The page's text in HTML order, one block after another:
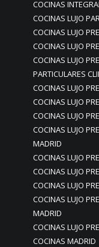
COCINAS
COCINAS LUJO
COCINAS LUJO
COCINAS LUJO
COCINAS LUJO
PARTICULARES
COCINAS LUJO
COCINAS LUJO
COCINAS LUJO
COCINAS LUJO
MADRID
COCINAS LUJO
COCINAS LUJO
COCINAS LUJO
COCINAS LUJO
MADRID
COCINAS LUJO
COCINAS MADRID